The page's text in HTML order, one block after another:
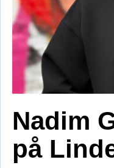
Nadim
på